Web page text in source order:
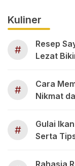
Kuliner
#
Resep
Lezat
#
Cara
Nikmat
#
Gulai
Serta